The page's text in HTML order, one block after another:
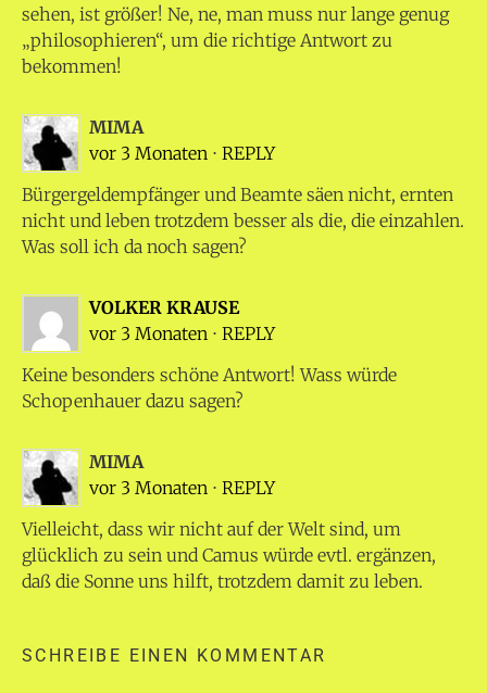
sehen, ist größer! Ne, ne, man muss nur lange genug
„philosophieren“, um die richtige Antwort zu
bekommen!
MIMA
vor 3 Monaten ⋅ REPLY
Bürgergeldempfänger und Beamte säen nicht, ernten
nicht und leben trotzdem besser als die, die einzahlen.
Was soll ich da noch sagen?
VOLKER KRAUSE
vor 3 Monaten ⋅ REPLY
Keine besonders schöne Antwort! Wass würde
Schopenhauer dazu sagen?
MIMA
vor 3 Monaten ⋅ REPLY
Vielleicht, dass wir nicht auf der Welt sind, um
glücklich zu sein und Camus würde evtl. ergänzen,
daß die Sonne uns hilft, trotzdem damit zu leben.
SCHREIBE EINEN KOMMENTAR